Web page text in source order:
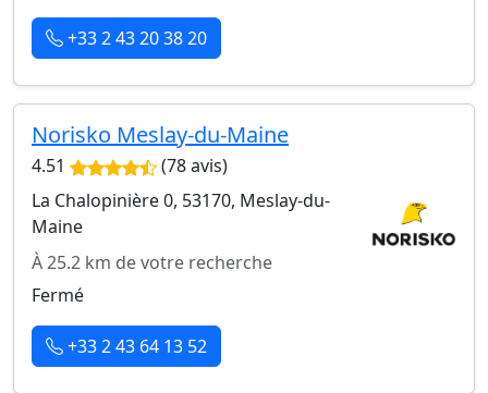
+33 2 43 20 38 20
Norisko Meslay-du-Maine
4.51
(78 avis)
La Chalopinière 0, 53170, Meslay-du-
Maine
À 25.2 km de votre recherche
Fermé
+33 2 43 64 13 52